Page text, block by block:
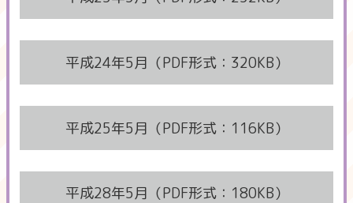
平成24年5月（PDF形式：320KB）
平成25年5月（PDF形式：116KB）
平成28年5月（PDF形式：180KB）